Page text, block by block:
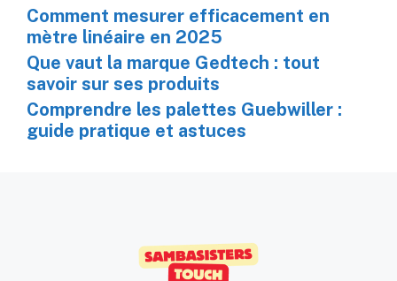
Comment mesurer efficacement en
mètre linéaire en 2025
Que vaut la marque Gedtech : tout
savoir sur ses produits
Comprendre les palettes Guebwiller :
guide pratique et astuces